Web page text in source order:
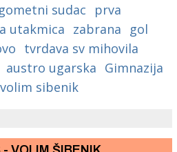
sudac
prva
utakmica zabrana
gol
tvrdava sv mihovila
austro ugarska Gimnazija
volim sibenik